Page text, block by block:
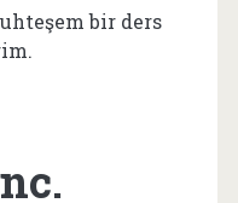
bir ders